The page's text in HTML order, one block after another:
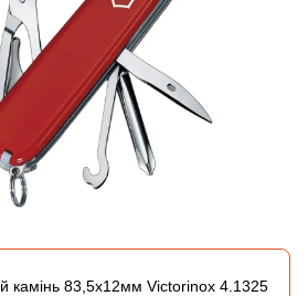
камінь 83,5х12мм Victorinox 4.1325